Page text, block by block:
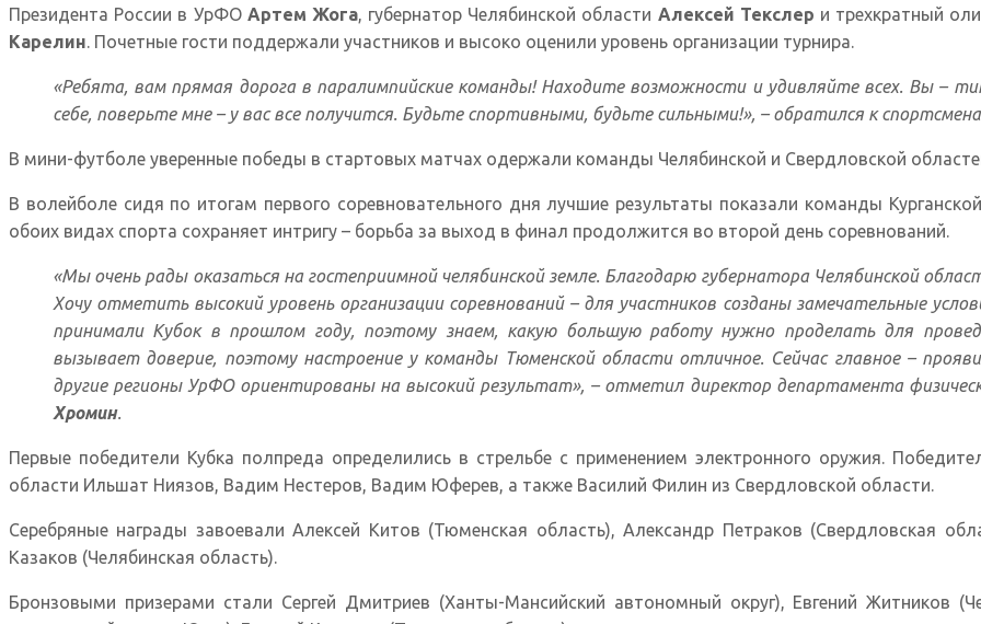
Президента России в УрФО Артем Жога, губернатор Челябинской области Алексей Текслер и трехкратный
Карелин. Почетные гости поддержали участников и высоко оценили уровень организации турнира.
«Ребята, вам прямая дорога в паралимпийские команды! Находите возможности и удивляйте всех. Вы –
себе, поверьте мне – у вас все получится. Будьте спортивными, будьте сильными!», – обратился к
В мини-футболе уверенные победы в стартовых матчах одержали команды Челябинской и Свердловской
В волейболе сидя по итогам первого соревновательного дня лучшие результаты показали команды
обоих видах спорта сохраняет интригу – борьба за выход в финал продолжится во второй день соревнований.
«Мы очень рады оказаться на гостеприимной челябинской земле. Благодарю губернатора Челябинской
Хочу отметить высокий уровень организации соревнований – для участников созданы замечательные
принимали Кубок в прошлом году, поэтому знаем, какую большую работу нужно проделать для
вызывает доверие, поэтому настроение у команды Тюменской области отличное. Сейчас главное –
другие регионы УрФО ориентированы на высокий результат», – отметил директор департамента
Хромин.
Первые победители Кубка полпреда определились в стрельбе с применением электронного оружия.
области Ильшат Ниязов, Вадим Нестеров, Вадим Юферев, а также Василий Филин из Свердловской области.
Серебряные награды завоевали Алексей Китов (Тюменская область), Александр Петраков (Свердловская
Казаков (Челябинская область).
Бронзовыми призерами стали Сергей Дмитриев (Ханты-Мансийский автономный округ), Евгений Житников